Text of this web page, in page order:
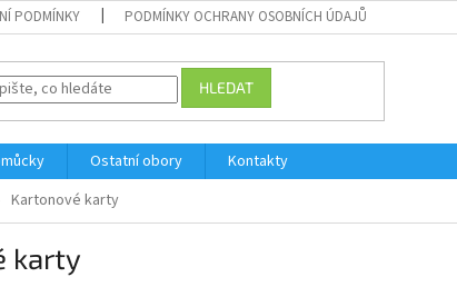
PODMÍNKY PODMÍNKY OCHRANY OSOBNÍCH ÚDAJŮ
HLEDAT
Ostatní obory
Kontakty
Kartonové karty
karty